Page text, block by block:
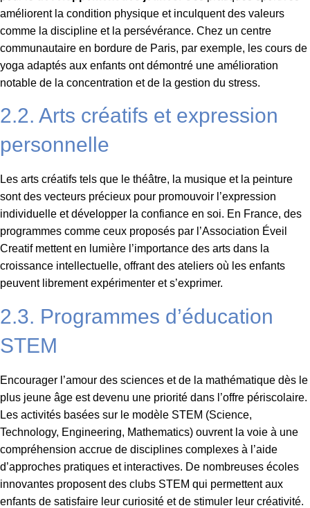
améliorent la condition physique et inculquent des valeurs
comme la discipline et la persévérance. Chez un centre
communautaire en bordure de Paris, par exemple, les cours de
yoga adaptés aux enfants ont démontré une amélioration
notable de la concentration et de la gestion du stress.
2.2. Arts créatifs et expression
personnelle
Les arts créatifs tels que le théâtre, la musique et la peinture
sont des vecteurs précieux pour promouvoir l’expression
individuelle et développer la confiance en soi. En France, des
programmes comme ceux proposés par l’Association Éveil
Creatif mettent en lumière l’importance des arts dans la
croissance intellectuelle, offrant des ateliers où les enfants
peuvent librement expérimenter et s’exprimer.
2.3. Programmes d’éducation
STEM
Encourager l’amour des sciences et de la mathématique dès le
plus jeune âge est devenu une priorité dans l’offre périscolaire.
Les activités basées sur le modèle STEM (Science,
Technology, Engineering, Mathematics) ouvrent la voie à une
compréhension accrue de disciplines complexes à l’aide
d’approches pratiques et interactives. De nombreuses écoles
innovantes proposent des clubs STEM qui permettent aux
enfants de satisfaire leur curiosité et de stimuler leur créativité.